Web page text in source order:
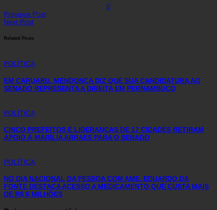
0
Previous Post
Next Post
Related Posts
POLÍTICA
EM CARUARU, MENDONÇA DIZ QUE SUA CANDIDATURA AO
SENADO REPRESENTA A DIREITA EM PERNAMBUCO
POLÍTICA
CINCO PREFEITOS E LIDERANÇAS DE 17 CIDADES RETIRAM
APOIO À MARÍLIA ARRAES PARA O SENADO
POLÍTICA
NO DIA NACIONAL DA PESSOA COM AME, EDUARDO DA
FONTE DESTACA ACESSO A MEDICAMENTO QUE CUSTA MAIS
DE R$ 6 MILHÕES